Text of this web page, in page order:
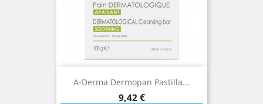
A-Derma Dermopan Pastilla...
Precio
9,42 €